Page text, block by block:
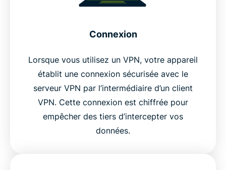
Connexion
Lorsque vous utilisez un VPN, votre appareil
établit une connexion sécurisée avec le
serveur VPN par l’intermédiaire d’un client
VPN. Cette connexion est chiffrée pour
empêcher des tiers d’intercepter vos
données.